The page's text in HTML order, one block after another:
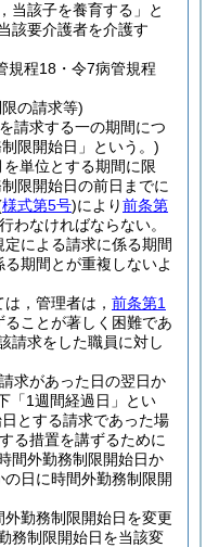
当該子を養育する」と
該要介護者を介護す
規程18・令7病管規程
の請求等)
請求する一の期間につ
限開始日」という。)
単位とする期間に限
限開始日の前日までに
様式第5号)により前条第
わなければならない。
定による請求に係る期間
期間とが重複しないよ
，管理者は， 前条第1
ことが著しく困難であ
請求をした職員に対し
求があった日の翌日か
「1週間経過日」とい
とする請求であった場
る措置を講ずるために
間外勤務制限開始日か
日に時間外勤務制限開
勤務制限開始日を変更
務制限開始日を当該変